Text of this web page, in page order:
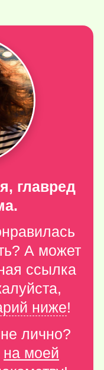
главред
А может
ссылка
ниже!
лично?
на моей